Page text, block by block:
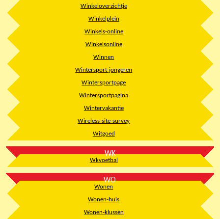
Winkeloverzichtje
Winkelplein
Winkels-online
Winkelsonline
Winnen
Wintersport-jongeren
Wintersportpage
Wintersportpagina
Wintervakantie
Wireless-site-survey
Witgoed
WK
Wkvoetbal
WO
Wonen
Wonen-huis
Wonen-klussen